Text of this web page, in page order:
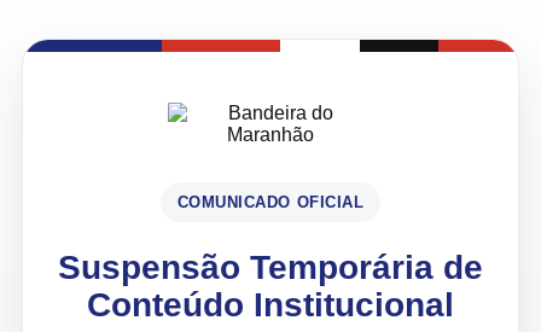
COMUNICADO OFICIAL
Suspensão Temporária de
Conteúdo Institucional